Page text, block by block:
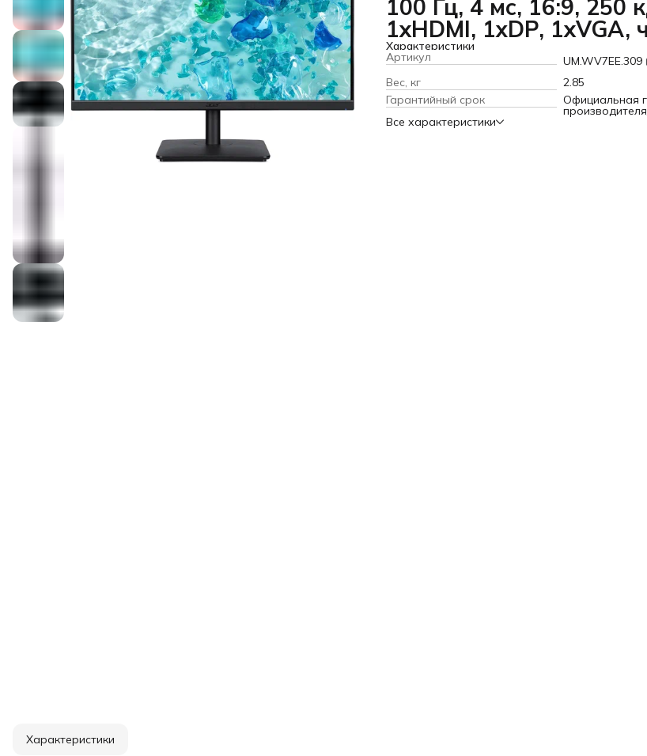
100 Гц, 4 мс, 16:9, 250
1xHDMI, 1хDP, 1xVGA,
Характеристики
Артикул
UM.WV7EE.309
Вес, кг
2.85
Гарантийный срок
Официальная
Все характеристики
Характеристики